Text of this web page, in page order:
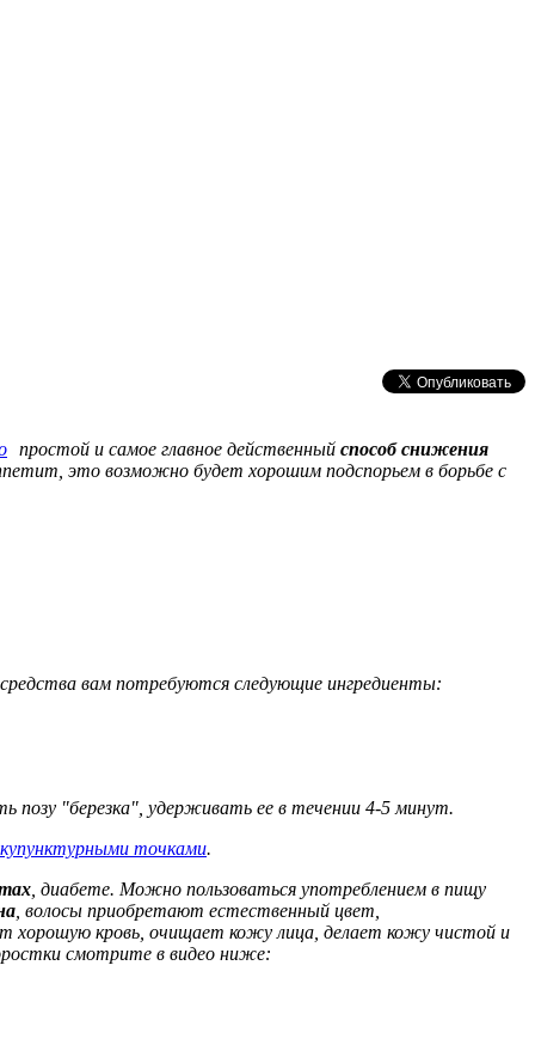
простой и самое главное действенный способ снижения
это возможно будет хорошим подспорьем в борьбе с
вам потребуются следующие ингредиенты:
позу "березка", удерживать ее в течении 4-5 минут.
точками.
, диабете. Можно пользоваться употреблением в пищу
, волосы приобретают естественный цвет,
хорошую кровь, очищает кожу лица, делает кожу чистой и
смотрите в видео ниже: